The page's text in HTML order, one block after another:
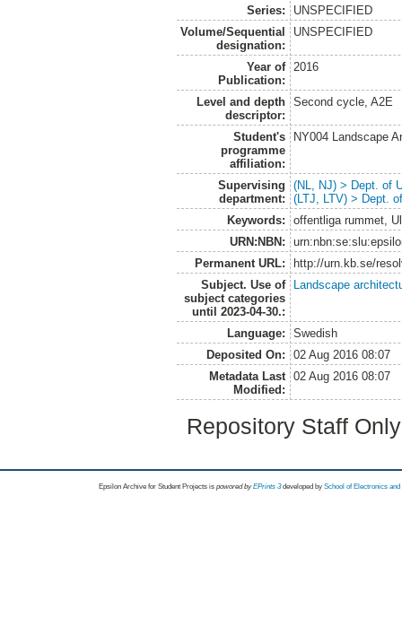
Series:
UNSPECIFIED
Volume/Sequential
designation:
UNSPECIFIED
Year of
Publication:
2016
Level and depth
descriptor:
Second cycle, A2E
Student's
programme
affiliation:
NY004 Landscape
Supervising
department:
(NL, NJ) > Dept. of
(LTJ, LTV) > Dept.
Keywords:
offentliga rummet,
URN:NBN:
Permanent URL:
http://urn.kb.se/
Subject. Use of
subject categories
until 2023-04-30.:
Landscape
Language:
Swedish
Deposited On:
02 Aug 2016 08:07
Metadata Last
Modified:
02 Aug 2016 08:07
Repository Staff
Epsilon Archive for Student Projects is powored byEPrints 3 developed by School of Electronics